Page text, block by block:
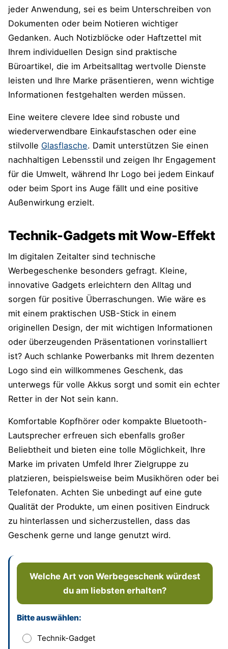
jeder Anwendung, sei es beim Unterschreiben von
Dokumenten oder beim Notieren wichtiger
Gedanken. Auch Notizblöcke oder Haftzettel mit
Ihrem individuellen Design sind praktische
Büroartikel, die im Arbeitsalltag wertvolle Dienste
leisten und Ihre Marke präsentieren, wenn wichtige
Informationen festgehalten werden müssen.
Eine weitere clevere Idee sind robuste und
wiederverwendbare Einkaufstaschen oder eine
stilvolle Glasflasche. Damit unterstützen Sie einen
nachhaltigen Lebensstil und zeigen Ihr Engagement
für die Umwelt, während Ihr Logo bei jedem Einkauf
oder beim Sport ins Auge fällt und eine positive
Außenwirkung erzielt.
Technik-Gadgets mit Wow-Effekt
Im digitalen Zeitalter sind technische
Werbegeschenke besonders gefragt. Kleine,
innovative Gadgets erleichtern den Alltag und
sorgen für positive Überraschungen. Wie wäre es
mit einem praktischen USB-Stick in einem
originellen Design, der mit wichtigen Informationen
oder überzeugenden Präsentationen vorinstalliert
ist? Auch schlanke Powerbanks mit Ihrem dezenten
Logo sind ein willkommenes Geschenk, das
unterwegs für volle Akkus sorgt und somit ein echter
Retter in der Not sein kann.
Komfortable Kopfhörer oder kompakte Bluetooth-
Lautsprecher erfreuen sich ebenfalls großer
Beliebtheit und bieten eine tolle Möglichkeit, Ihre
Marke im privaten Umfeld Ihrer Zielgruppe zu
platzieren, beispielsweise beim Musikhören oder bei
Telefonaten. Achten Sie unbedingt auf eine gute
Qualität der Produkte, um einen positiven Eindruck
zu hinterlassen und sicherzustellen, dass das
Geschenk gerne und lange genutzt wird.
Welche Art von Werbegeschenk würdest
du am liebsten erhalten?
Dieses Feld bitte leer lassen
Bitte auswählen:
Technik-Gadget